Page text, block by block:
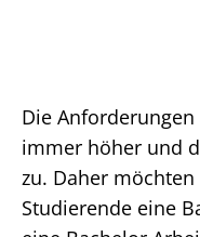
Die
immer höher und
zu. Daher
Studierende eine